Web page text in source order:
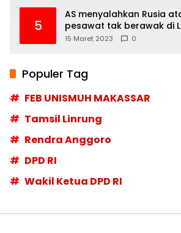
5
AS menyalahkan Rusia
pesawat tak berawak di
Moskow menyangkal
15 Maret 2023 0
Populer Tag
FEB UNISMUH MAKASSAR
Tamsil Linrung
Rendra Anggoro
DPD RI
Wakil Ketua DPD RI